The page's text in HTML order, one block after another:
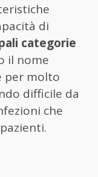
di
categorie
il nome
per molto
difficile da
che